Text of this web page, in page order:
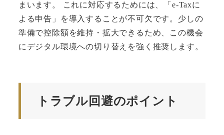
まいます。 これに対応するためには、「e-Taxに
よる申告」を導入することが不可欠です。少しの
準備で控除額を維持・拡大できるため、この機会
にデジタル環境への切り替えを強く推奨します。
トラブル回避のポイント